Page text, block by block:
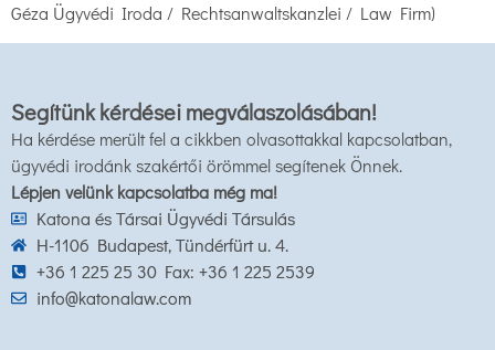
Géza Ügyvédi Iroda / Rechtsanwaltskanzlei / Law Firm)
Segítünk kérdései megválaszolásában!
Ha kérdése merült fel a cikkben olvasottakkal kapcsolatban,
ügyvédi irodánk szakértői örömmel segítenek Önnek.
Lépjen velünk kapcsolatba még ma!
Katona és Társai Ügyvédi Társulás
H-1106 Budapest, Tündérfürt u. 4.
+36 1 225 25 30 Fax: +36 1 225 2539
info@katonalaw.com